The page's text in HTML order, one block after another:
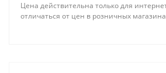
Цена действительна только для
отличаться от цен в розничных